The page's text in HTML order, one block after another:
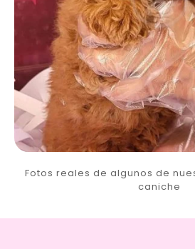
Fotos reales de algunos de
caniche